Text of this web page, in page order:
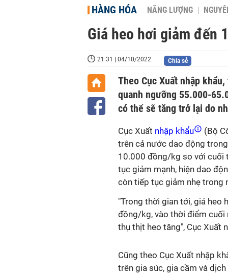
HÀNG HÓA NĂNG LƯỢNG
Giá heo hơi giảm đến
21:31 | 04/10/2022 Chia sẻ
Theo Cục Xuất nhập
quanh ngưỡng 55.000-
có thể sẽ tăng trở lại do
Cục Xuất nhập khẩu (Bộ
trên cả nước dao động
10.000 đồng/kg so với cuối
tục giảm mạnh, hiện dao
còn tiếp tục giảm nhẹ trong
"Trong thời gian tới, giá heo
đồng/kg, vào thời điểm cuối
thụ thịt heo tăng", Cục Xuất
Cũng theo Cục Xuất nhập
trên gia súc, gia cầm và